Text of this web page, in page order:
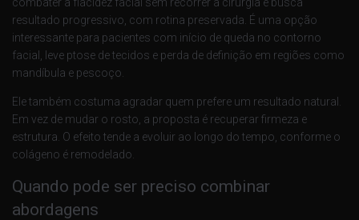
resultado progressivo, com rotina preservada. É uma opção
interessante para pacientes com início de queda no contorno
facial, leve ptose de tecidos e perda de definição em regiões como
mandíbula e pescoço.
Ele também costuma agradar quem prefere um resultado natural.
Em vez de mudar o rosto, a proposta é recuperar firmeza e
estrutura. O efeito tende a evoluir ao longo do tempo, conforme o
colágeno é remodelado.
Quando pode ser preciso combinar
abordagens